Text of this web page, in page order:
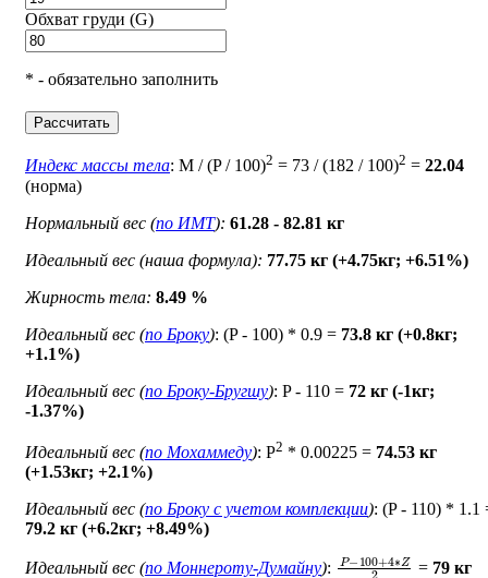
Обхват груди (G)
* - обязательно заполнить
Рассчитать
Индекс массы тела: M / (P / 100)2 = 73 / (182 / 100)2 = 22.04
(норма)
Нормальный вес (по ИМТ): 61.28 - 82.81 кг
Идеальный вес (наша формула): 77.75 кг (+4.75кг; +6.51%)
Жирность тела: 8.49 %
Идеальный вес (по Броку): (P - 100) * 0.9 = 73.8 кг (+0.8кг;
+1.1%)
Идеальный вес (по Броку-Бругшу): P - 110 = 72 кг (-1кг;
-1.37%)
Идеальный вес (по Мохаммеду): P2 * 0.00225 = 74.53 кг
(+1.53кг; +2.1%)
Идеальный вес (по Броку c учетом комплекции): (P - 110) * 1.1
79.2 кг (+6.2кг; +8.49%)
Идеальный вес (по Моннероту-Думайну): P− 100 +4∗ 2
= 79 кг